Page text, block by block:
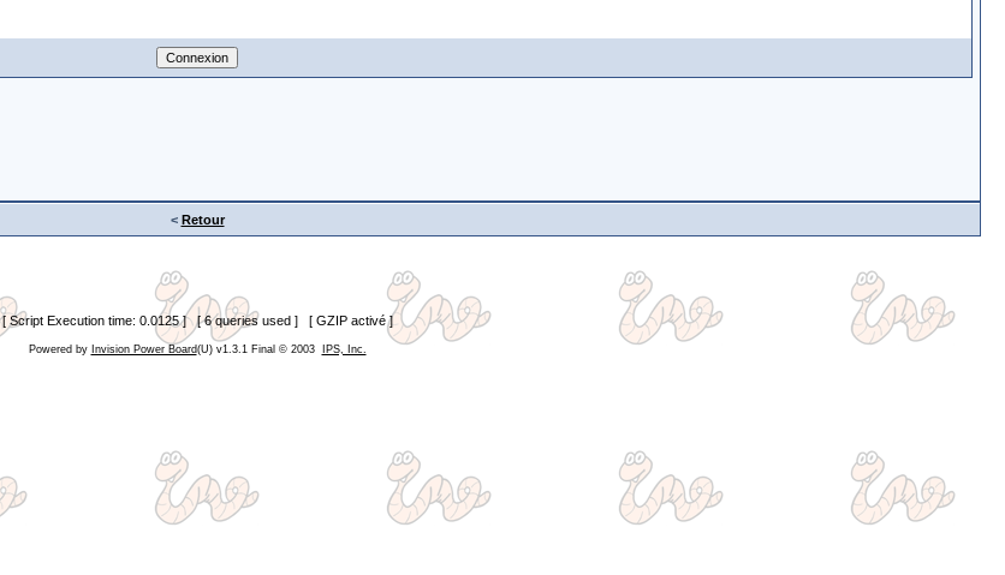
< Retour
[ Script Execution time: 0.0125 ] [ 6 queries used ] [ GZIP activé ]
Powered by Invision Power Board(U) v1.3.1 Final © 2003 IPS, Inc.